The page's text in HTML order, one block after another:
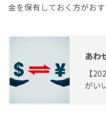
金を保有しておく方がおす
あわ
【
がい